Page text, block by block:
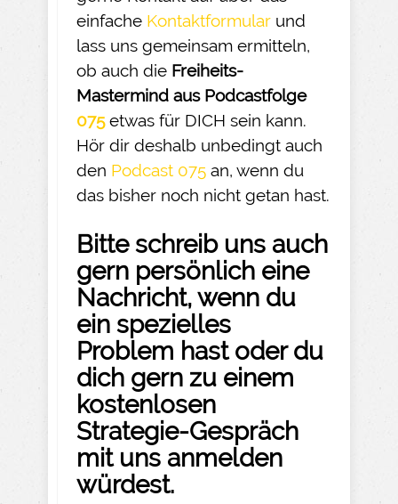
einfache Kontaktformular und
lass uns gemeinsam ermitteln,
ob auch die Freiheits-
Mastermind aus Podcastfolge
075etwas für DICH sein kann.
Hör dir deshalb unbedingt auch
den Podcast 075 an, wenn du
das bisher noch nicht getan hast.
Bitte schreib uns auch
gern persönlich eine
Nachricht, wenn du
ein spezielles
Problem hast oder du
dich gern zu einem
kostenlosen
Strategie-Gespräch
mit uns anmelden
würdest.